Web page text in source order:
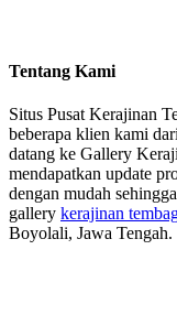
Tentang Kami
Situs Pusat Kerajinan
beberapa klien kami
datang ke Gallery
mendapatkan update
dengan mudah
gallery kerajinan
Boyolali, Jawa Tengah.